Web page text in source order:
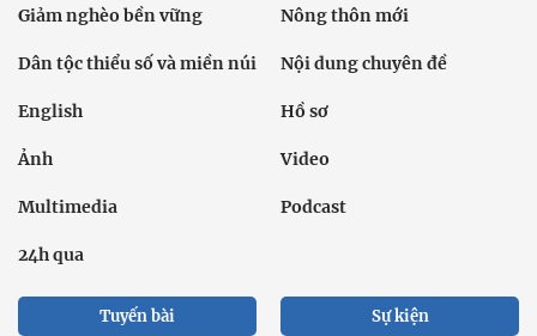
Giảm nghèo bền vững Nông thôn mới
Dân tộc thiểu số và miền núi Nội dung chuyên đề
English Hồ sơ
Ảnh Video
Multimedia Podcast
24h qua
Tuyến bài Sự kiện